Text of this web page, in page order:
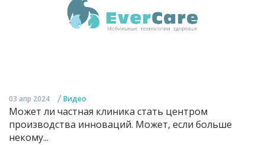
03 апр 2024 / Видео
Может ли частная клиника стать центром
производства инноваций. Может, если больше
некому...